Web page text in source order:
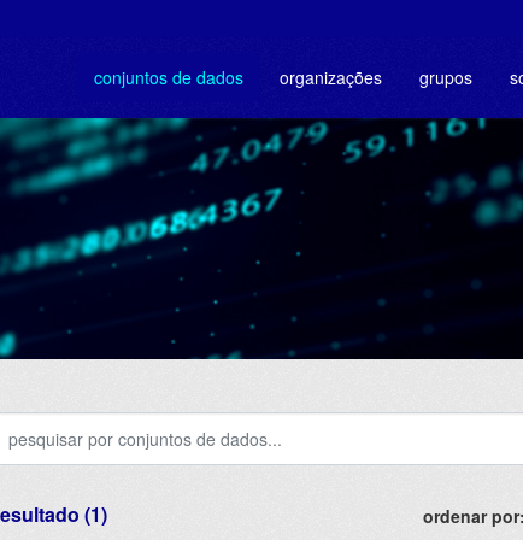
conjuntos de dados organizações grupos
ordenar por
(1)